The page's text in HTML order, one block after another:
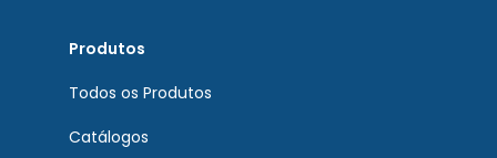
Produtos
Todos os Produtos
Catálogos